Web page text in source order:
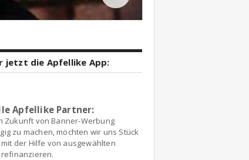
jetzt die Apfellike App:
Apfellike Partner:
Zukunft von Banner-Werbung
zu machen, möchten wir uns Stück
der Hilfe von ausgewählten